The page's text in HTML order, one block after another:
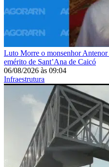
Luto Morre o monsenhor
emérito de Sant’Ana de Caicó
06/08/2026 às 09:04
Infraestrutura